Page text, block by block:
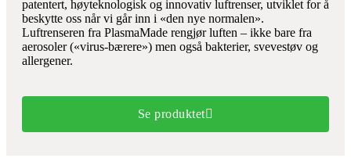
patentert, høyteknologisk og innovativ luftrenser, utviklet for å
beskytte oss når vi går inn i «den nye normalen».
Luftrenseren fra PlasmaMade rengjør luften – ikke bare fra
aerosoler («virus-bærere») men også bakterier, svevestøv og
allergener.
Se produktet